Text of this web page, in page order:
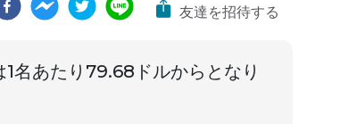
友達を招待する
名あたり 79.68ドルからとなり